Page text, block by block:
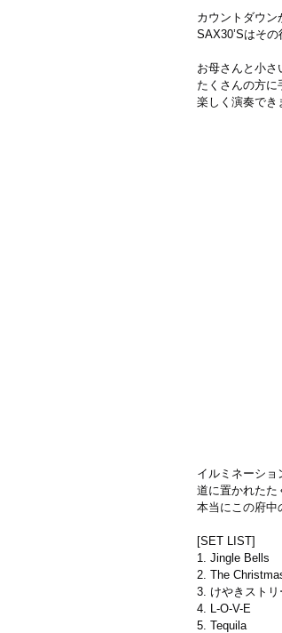
カウントダウン
SAX30’Sはそ
お母さんと小さ
たくさんの方に
楽しく演奏でき
イルミネーショ
道に置かれたた
本当にこの府中
[SET LIST]
1. Jingle Bells
2. The
3. けやきストリ
4. L-O-V-E
5. Tequila